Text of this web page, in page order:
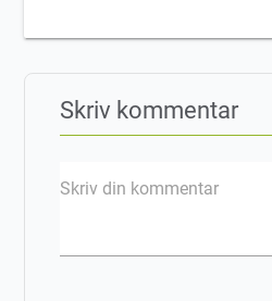
Skriv kommentar
Skriv din kommentar